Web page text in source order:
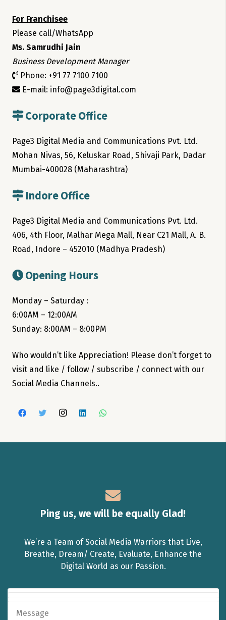
For Franchisee
Please call/WhatsApp
Ms. Samrudhi Jain
Business Development Manager
Phone: +91 77 7100 7100
E-mail: info@page3digital.com
Corporate Office
Page3 Digital Media and Communications Pvt. Ltd.
Mohan Nivas, 56, Keluskar Road, Shivaji Park, Dadar
Mumbai-400028 (Maharashtra)
Indore Office
Page3 Digital Media and Communications Pvt. Ltd.
406, 4th Floor, Malhar Mega Mall, Near C21 Mall, A. B.
Road, Indore – 452010 (Madhya Pradesh)
Opening Hours
Monday – Saturday :
6:00AM – 12:00AM
Sunday: 8:00AM – 8:00PM
Who wouldn’t like Appreciation! Please don’t forget to
visit and like / follow / subscribe / connect with our
Social Media Channels..
Ping us, we will be equally Glad!
We’re a Team of Social Media Warriors that Live,
Breathe, Dream/ Create, Evaluate, Enhance the
Digital World as our Passion.